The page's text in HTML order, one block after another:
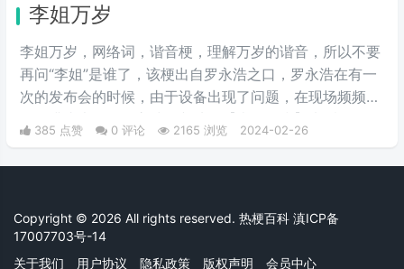
真大方”的意思。
李姐万岁
李姐万岁，网络词，谐音梗，理解万岁的谐音，所以不要
再问“李姐”是谁了，该梗出自罗永浩之口，罗永浩在有一
次的发布会的时候，由于设备出现了问题，在现场频频出
错，满头大汗的罗永浩不断地说【李姐万岁】来缓解尴
尬，然后被一些锤子的粉丝疯狂传播。疯狂复读，每每出
现别人错误的时候，都会出现【李姐万岁】这样的字眼，
385 点赞 0 评论 2165 浏览 2024-02-26
Copyright © 2026 All rights reserved. 热梗百科 滇ICP备
17007703号-14
关于我们
用户协议 隐私政策 版权声明 会员中心